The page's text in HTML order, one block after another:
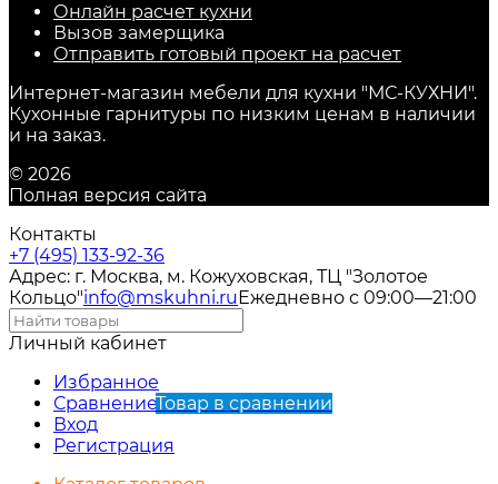
Онлайн расчет кухни
Вызов замерщика
Отправить готовый проект на расчет
Интернет-магазин мебели для кухни "МС-КУХНИ".
Кухонные гарнитуры по низким ценам в наличии
и на заказ.
© 2026
Полная версия сайта
Контакты
+7 (495) 133-92-36
Адрес: г. Москва, м. Кожуховская, ТЦ "Золотое
Кольцо"info@mskuhni.ru Ежедневно с 09:00—21:00
Личный кабинет
Избранное
СравнениеТовар в сравнении
Вход
Регистрация